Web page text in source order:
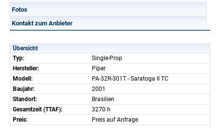
Fotos
Kontakt zum Anbieter
Übersicht
Typ:
Single-Prop
Hersteller:
Piper
Modell:
PA-32R-301T - Saratoga II TC
Baujahr:
2001
Standort:
Brasilien
Gesamtzeit (TTAF):
3270 h
Preis:
Preis auf Anfrage